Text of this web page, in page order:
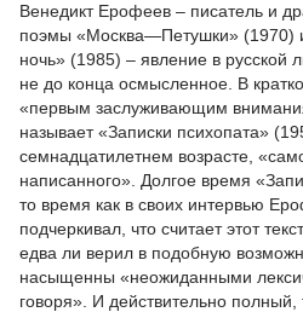
Венедикт Ерофеев – писатель и
поэмы «Москва—Петушки» (1970)
ночь» (1985) – явление в русской
не до конца осмысленное. В
«первым заслуживающим
называет «Записки психопата»
семнадцатилетнем возрасте,
написанного». Долгое время
то время как в своих интервью
подчеркивал, что считает этот
едва ли верил в подобную
насыщенны «неожиданными
говоря». И действительно